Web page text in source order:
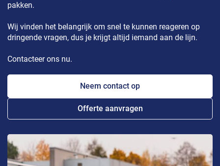
pakken.
Wij vinden het belangrijk om snel te kunnen reageren op
dringende vragen, dus je krijgt altijd iemand aan de lijn.
Contacteer ons nu.
Neem contact op
Offerte aanvragen